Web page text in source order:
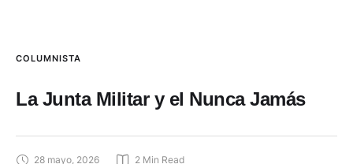
COLUMNISTA
La Junta Militar y el Nunca Jamás
28 mayo, 2026 2 Min Read